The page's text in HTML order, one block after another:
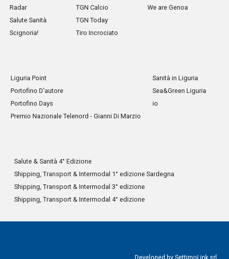
Radar
Salute Sanità
Scignoria!
TGN Calcio
TGN Today
Tiro Incrociato
We are Genoa
Liguria Point
Portofino D'autore
Portofino Days
Premio Nazionale Telenord - Gianni Di Marzio
Sanità in Liguria
Sea&Green Liguria
io
Salute & Sanità 4° Edizione
Shipping, Transport & Intermodal 1° edizione Sardegna
Shipping, Transport & Intermodal 3° edizione
Shipping, Transport & Intermodal 4° edizione
Developed by SettimoLink srl